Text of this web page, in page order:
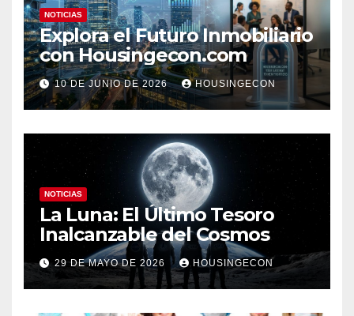
NOTICIAS
Explora el Futuro Inmobiliario
con Housingecon.com
10 DE JUNIO DE 2026 HOUSINGECON
NOTICIAS
La Luna: El Último Tesoro
Inalcanzable del Cosmos
29 DE MAYO DE 2026 HOUSINGECON